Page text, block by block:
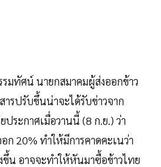
มทัศน์ นายกสมาคมผู้ส่งออกข้าว
ารปรับขึ้นน่าจะได้รับข่าวจาก
ประกาศเมื่อวานนี้ (8 ก.ย.) ว่า
ก 20% ทำให้มีการคาดคะเนว่า
ขึ้น อาจจะทำให้หันมาซื้อข้าวไทย